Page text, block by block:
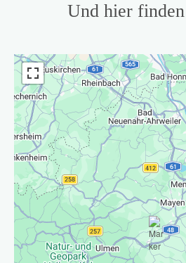
Und hier